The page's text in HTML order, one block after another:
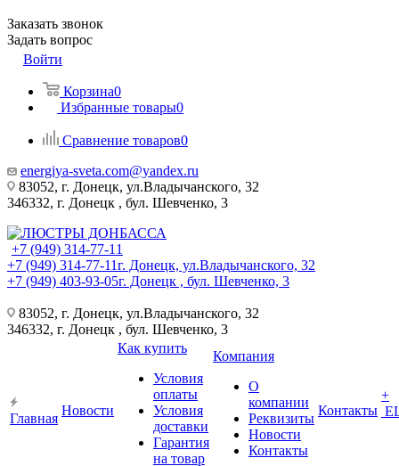
Заказать звонок
Задать вопрос
Войти
Корзина0
Избранные товары0
Сравнение товаров0
energiya-sveta.com@yandex.ru
83052, г. Донецк, ул.Владычанского, 32
346332, г. Донецк , бул. Шевченко, 3
+7 (949) 314-77-11
+7 (949) 314-77-11г. Донецк, ул.Владычанского, 32
+7 (949) 403-93-05г. Донецк , бул. Шевченко, 3
83052, г. Донецк, ул.Владычанского, 32
346332, г. Донецк , бул. Шевченко, 3
Главная
Новости
Как купить
Условия
оплаты
Условия
доставки
Гарантия
на товар
Компания
О
компании
Реквизиты
Новости
Контакты
Контакты
+